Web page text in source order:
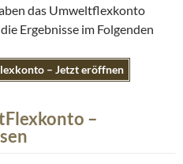
das Umweltflexkonto
Ergebnisse im Folgenden
– Jetzt eröffnen
–